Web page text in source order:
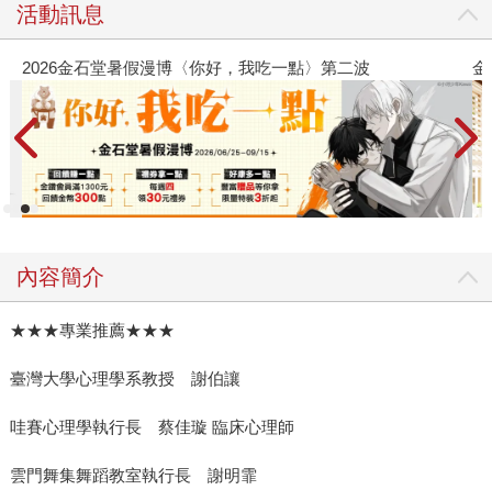
活動訊息
2026金石堂暑假漫博〈你好，我吃一點〉第二波 金
內容簡介
★★★專業推薦★★★
臺灣大學心理學系教授 謝伯讓
哇賽心理學執行長 蔡佳璇 臨床心理師
雲門舞集舞蹈教室執行長 謝明霏